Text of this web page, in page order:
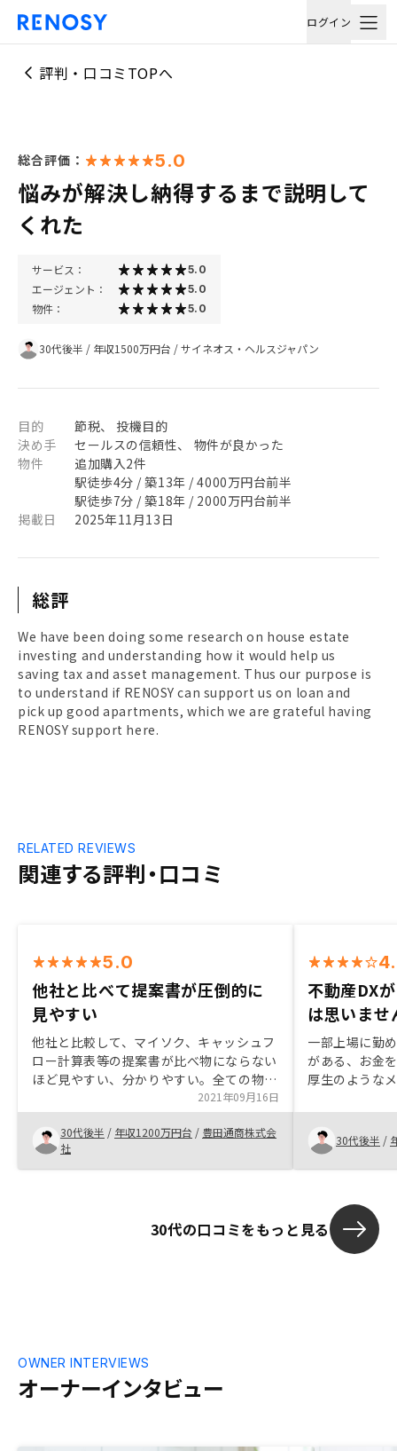
ログイン
評判・口コミTOPへ
総合評価： 5.0
悩みが解決し納得するまで説明して
くれた
サービス： 5.0
エージェント： 5.0
物件： 5.0
30代後半 / 年収1500万円台 /サイネオス・ヘルスジャパン
目的
節税、 投機目的
決め手
セールスの信頼性、 物件が良かった
物件
追加購入2件
駅徒歩4分 / 築13年 / 4000万円台前半
駅徒歩7分 / 築18年 / 2000万円台前半
掲載日
2025年11月13日
総評
We have been doing some research on house estate
investing and understanding how it would help us
saving tax and asset management. Thus our purpose is
to understand if RENOSY can support us on loan and
pick up good apartments, which we are grateful having
RENOSY support here.
関連する評判・口コミ
RELATED REVIEWS
5.0
他社と比べて提案書が圧倒的に
見やすい
他社と比較して、マイソク、キャッシュフ
ロー計算表等の提案書が比べ物にならない
ほど見やすい、分かりやすい。全ての物件
情報をユーザーが自分で見に行けるように
して欲しい。
2021年09月16日
30代後半 / 年収1200万円台 / 豊田通商株式会
社
不動産DX
は思いませ
一部上場に勤
がある、お金
厚生のような
ておりました
て投資に回せ
た。
30代後半 /
30代の口コミをもっと見る
オーナーインタビュー
OWNER INTERVIEWS